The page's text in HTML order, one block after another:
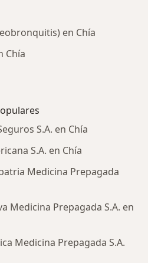
en Chía
Chía
S.A. en Chía
S.A. en Chía
Medicina Prepagada
Medicina Prepagada S.A. en
Medicina Prepagada S.A.